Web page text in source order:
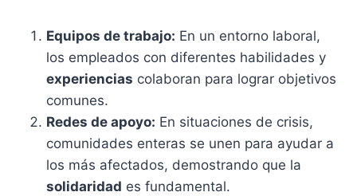
Equipos de trabajo: En un entorno laboral,
los empleados con diferentes habilidades y
experiencias colaboran para lograr objetivos
comunes.
Redes de apoyo: En situaciones de crisis,
comunidades enteras se unen para ayudar a
los más afectados, demostrando que la
solidaridad es fundamental.